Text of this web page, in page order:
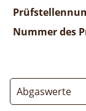
Nummer des
Abgaswerte